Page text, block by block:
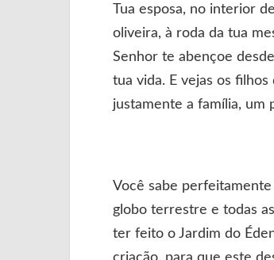
Tua esposa, no interior
oliveira, à roda da tua
Senhor te abençoe
tua vida. E vejas os
justamente a família, um
Você sabe
globo terrestre e todas
ter feito o Jardim do